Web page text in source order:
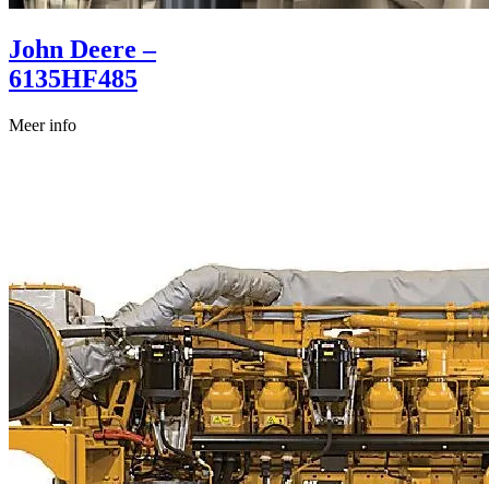
John Deere –
6135HF485
Meer info